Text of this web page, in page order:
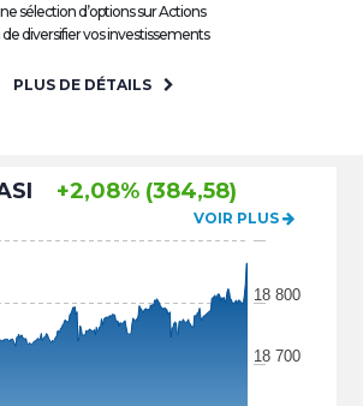
sélection d’options sur Actions
de diversifier vos investissements
PLUS DE DÉTAILS
+2,08% (384,58)
VOIR PLUS
18 700
18 800